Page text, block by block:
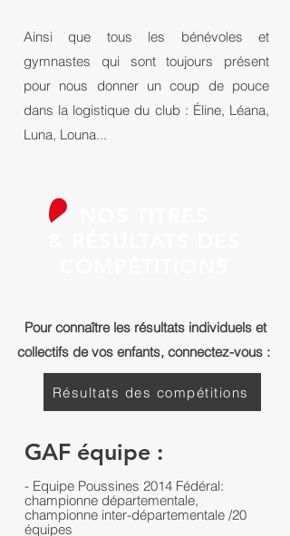
Ainsi que tous les bénévoles et
gymnastes qui sont toujours présent
pour nous donner un coup de pouce
dans la logistique du club : Éline, Léana,
Luna, Louna...
Pour connaître les résultats individuels et
collectifs de vos enfants, connectez-vous :
Résultats des compétitions
GAF équipe :
- Equipe Poussines 2014 Fédéral:
championne départementale,
championne inter-départementale /20
équipes